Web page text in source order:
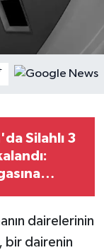
Silahlı 3
dairelerinin
bir dairenin